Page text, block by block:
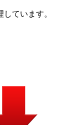
ています。